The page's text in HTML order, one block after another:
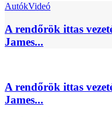
AutókVideó
A rendőrök ittas
James...
A rendőrök ittas
James...